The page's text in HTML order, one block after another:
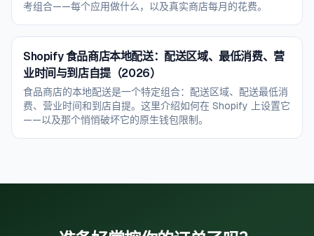
考组合——每个应用做什么，以及真实商店每月的花费。
Shopify 食品商店本地配送：配送区域、最低消费、营
业时间与到店自提（2026）
食品商店的本地配送是一个特定组合：配送区域、配送最低消
费、营业时间和到店自提。这里介绍如何在 Shopify 上设置它
——以及那个悄悄破坏它的原生钱包限制。